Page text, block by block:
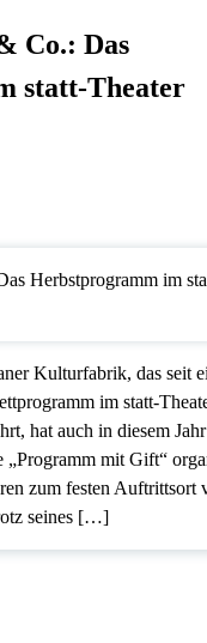
Co.: Das
statt-Theater
Kulturfabrik, das seit
im statt-
hat auch in diesem Jahr
„Programm mit Gift“
zum festen Auftrittsort
seines […]